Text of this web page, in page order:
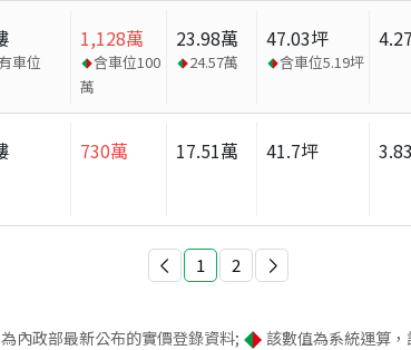
車位
1,128萬
含車位100
萬
23.98萬
24.57萬
47.03坪
含車位5.19坪
4.27
730萬 17.51萬 41.7坪 3.83
1 2
為內政部最新公布的實價登錄資料; 該數值為系統運算